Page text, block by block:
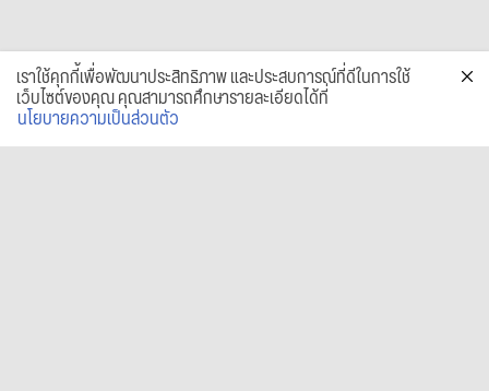
เราใช้คุกกี้เพื่อพัฒนาประสิทธิภาพ และประสบการณ์ที่ดีในการใช้
เว็บไซต์ของคุณ คุณสามารถศึกษารายละเอียดได้ที่
นโยบายความเป็นส่วนตัว